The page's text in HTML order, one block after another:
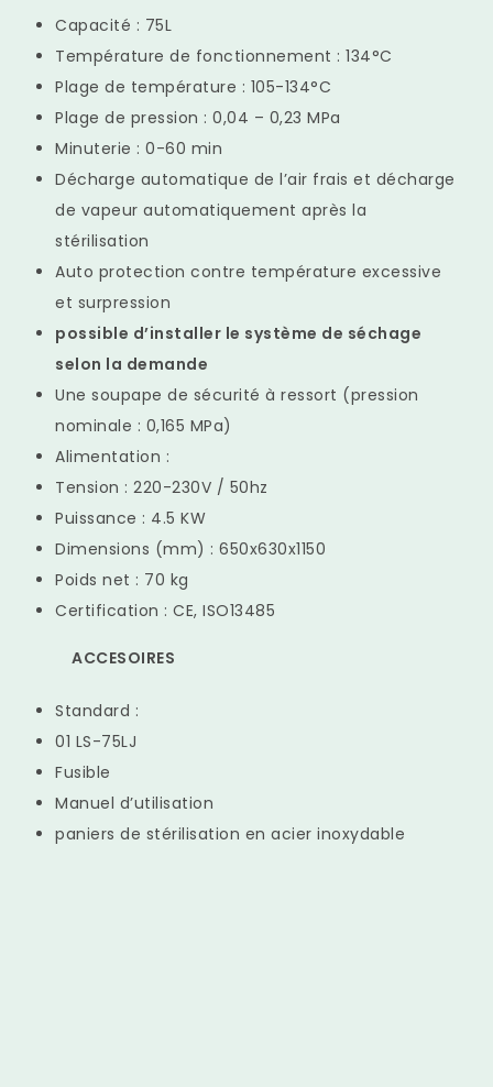
Capacité : 75L
Température de fonctionnement : 134°C
Plage de température : 105-134°C
Plage de pression : 0,04 – 0,23 MPa
Minuterie : 0-60 min
Décharge automatique de l’air frais et décharge
de vapeur automatiquement après la
stérilisation
Auto protection contre température excessive
et surpression
possible d’installer le système de séchage
selon la demande
Une soupape de sécurité à ressort (pression
nominale : 0,165 MPa)
Alimentation :
Tension : 220-230V / 50hz
Puissance : 4.5 KW
Dimensions (mm) : 650x630x1150
Poids net : 70 kg
Certification : CE, ISO13485
ACCESOIRES
Standard :
01 LS-75LJ
Fusible
Manuel d’utilisation
paniers de stérilisation en acier inoxydable